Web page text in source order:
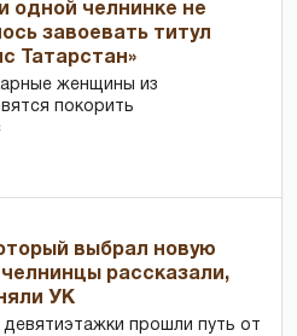
одной челнинке не
завоевать титул
Татарстан»
женщины из
покорить
выбрал новую
рассказали,
УК
прошли путь от